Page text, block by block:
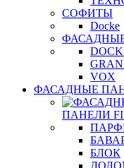
СОФИТЫ
Docke
VOX
ФАСАДНЫЕ
ПАНЕЛИ
БЛОК